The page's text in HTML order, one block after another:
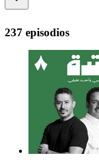
237 episodios